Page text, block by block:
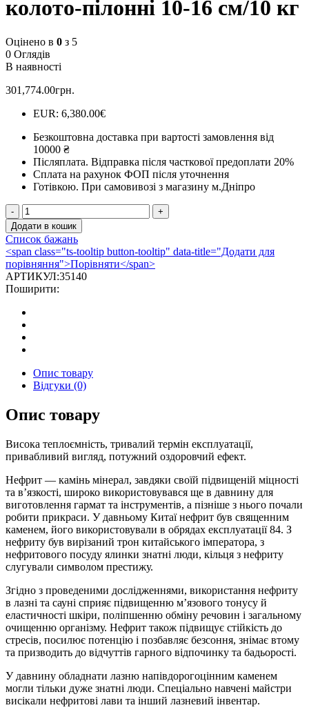
колото-пілонні 10-16 см/10 кг
Оцінено в 0 з 5
0 Оглядів
В наявності
301,774.00грн.
EUR: 6,380.00€
Безкоштовна доставка при вартості замовлення від
10000 ₴
Післяплата. Відправка після часткової предоплати 20%
Сплата на рахунок ФОП після уточнення
Готівкою. При самовивозі з магазину м.Дніпро
Додати в кошик
Список бажань
<span class="ts-tooltip button-tooltip" data-title="Додати для
порівняння">Порівняти</span>
АРТИКУЛ:35140
Поширити:
Опис товару
Відгуки (0)
Опис товару
Висока теплоємність, тривалий термін експлуатації,
привабливий вигляд, потужний оздоровчий ефект.
Нефрит — камінь мінерал, завдяки своїй підвищеній міцності
та в’язкості, широко використовувався ще в давнину для
виготовлення гармат та інструментів, а пізніше з нього почали
робити прикраси. У давньому Китаї нефрит був священним
каменем, його використовували в обрядах експлуатації 84. З
нефриту був вирізаний трон китайського імператора, з
нефритового посуду ялинки знатні люди, кільця з нефриту
слугували символом престижу.
Згідно з проведеними дослідженнями, використання нефриту
в лазні та сауні сприяє підвищенню м’язового тонусу й
еластичності шкіри, поліпшенню обміну речовин і загальному
очищенню організму. Нефрит також підвищує стійкість до
стресів, посилює потенцію і позбавляє безсоння, знімає втому
та призводить до відчуттів гарного відпочинку та бадьорості.
У давнину обладнати лазню напівдорогоцінним каменем
могли тільки дуже знатні люди. Спеціально навчені майстри
висікали нефритові лави та інший лазневий інвентар.